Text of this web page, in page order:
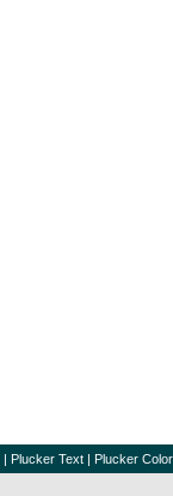
| Plucker Text | Plucker Color